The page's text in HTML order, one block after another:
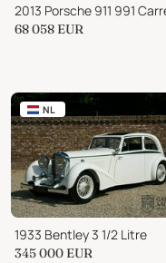
68 058 EUR
NL
1933 Bentley 3 1/2 Litre
345 000 EUR